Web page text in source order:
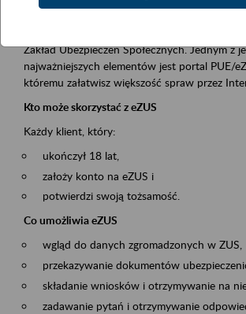
Platforma Usług Elektronicznych ZUS eZUS
Zakład Ubezpieczeń Społecznych. Jednym z
najważniejszych elementów jest portal PUE/
któremu załatwisz większość spraw przez
Kto może skorzystać z eZUS
Każdy klient, który:
ukończył 18 lat,
założy konto na eZUS i
potwierdzi swoją tożsamość.
Co umożliwia eZUS
wgląd do danych zgromadzonych w ZUS,
przekazywanie dokumentów
składanie wniosków i otrzymywanie na
zadawanie pytań i otrzymywanie